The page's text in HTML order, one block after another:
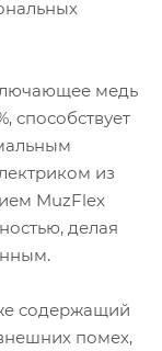
медь
способствует
из
MuzFlex
делая
содержащий
помех,